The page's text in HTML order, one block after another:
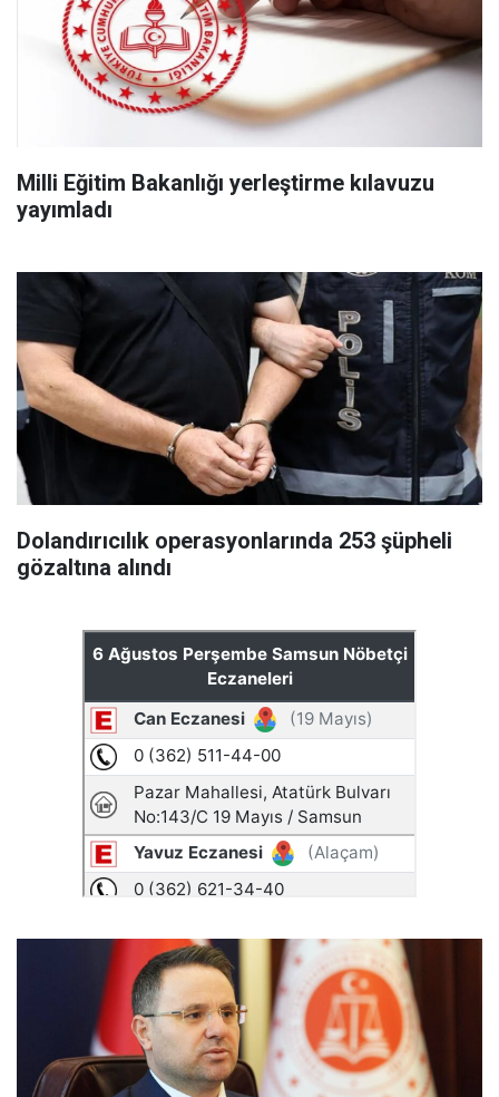
Milli Eğitim Bakanlığı yerleştirme kılavuzu
yayımladı
Dolandırıcılık operasyonlarında 253 şüpheli
gözaltına alındı